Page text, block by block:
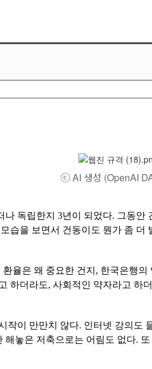
ⓒ AI 생성 (OpenAI
나 독립한지 3년이 되었다. 그동안
습을 보면서 건동이도 뭔가 좀 더
환율은 왜 중요한 건지 , 한국은행의
하더라도, 사회적인 약자라고 하
작이 만만치 않다. 인터넷 강의도
해놓은 저축으로는 어림도 없다.